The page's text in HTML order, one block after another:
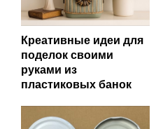
Креативные идеи для
поделок своими
руками из
пластиковых банок